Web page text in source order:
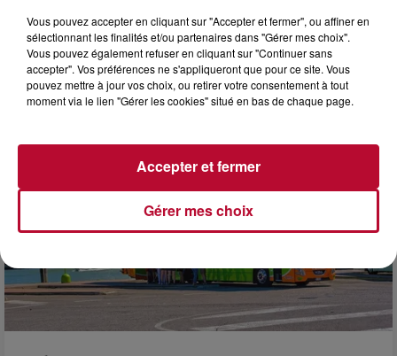
Début août, c’est le cœur de l’été. La semaine débute, et
comme tous les lundis de l’été, on ouvre l’agenda qui est
encore bien rempli ! Entre sessions...
Vous pouvez accepter en cliquant sur "Accepter et fermer", ou affiner en
sélectionnant les finalités et/ou partenaires dans "Gérer mes choix".
Vous pouvez également refuser en cliquant sur "Continuer sans
accepter". Vos préférences ne s'appliqueront que pour ce site. Vous
pouvez mettre à jour vos choix, ou retirer votre consentement à tout
moment via le lien "Gérer les cookies" situé en bas de chaque page.
Gérer mes choix
Accepter et fermer